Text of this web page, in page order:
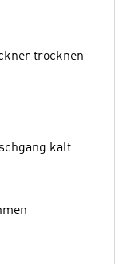
trocknen
kalt